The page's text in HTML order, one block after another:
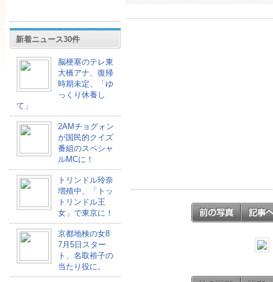
新着ニュース30件
脳梗塞のテレ東
大橋アナ、復帰
時期未定、「ゆ
っくり休養し
て」
2AMチョグォン
が国民的クイズ
番組のスペシャ
ルMCに！
トリンドル玲奈
増殖中、「トッ
トリンドル王
女」で東京に！
京都地検の女8
7月5日スター
ト、名取裕子の
当たり役に。